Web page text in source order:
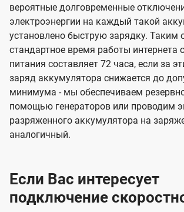
вероятные долговременные
электроэнергии на каждый такой
установлено быструю зарядку. Таким
стандартное время работы интернета
питания составляет 72 часа, если за
заряд аккумулятора снижается до
минимума - мы обеспечиваем
помощью генераторов или проводим
разряженного аккумулятора на
аналогичный.
Если Вас интересует
подключение